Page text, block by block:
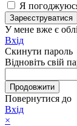
Я
Зареєструватися
У мене вже є
Вхід
Скинути пароль
Відновіть свій
Продовжити
Повернутися до
Вхід
×